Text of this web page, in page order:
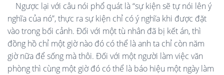
Ngược lại với câu nói phổ quát là “sự kiện sẽ tự nói lên ý
nghĩa của nó”, thực ra sự kiện chỉ có ý nghĩa khi được đặt
vào trong bối cảnh. Đối với một tù nhân đã bị kết án, thì
đồng hồ chỉ một giờ nào đó có thể là anh ta chỉ còn năm
giờ nữa để sống mà thôi. Đối với một người làm việc văn
phòng thì cùng một giờ đó có thể là báo hiệu một ngày làm